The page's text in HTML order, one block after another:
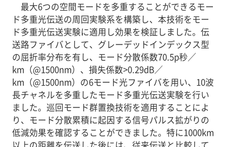
最大6つの空間モードを多重することができるモー
ド多重光伝送の周回実験系を構築し、本技術をモー
ド多重光伝送実験に適用し効果を検証しました。伝
送路ファイバとして、グレーデッドインデックス型
の屈折率分布を有し、モード分散係数70.5p秒／
km（@1500nm）、損失係数>0.29dB／
km（@1500nm）の6モード光ファイバを用い、10波
長チャネルを多重したモード多重光伝送実験を行い
ました。巡回モード群置換技術を適用することによ
り、モード分散累積に起因する信号パルス拡がりの
低減効果を確認することができました。特に1000km